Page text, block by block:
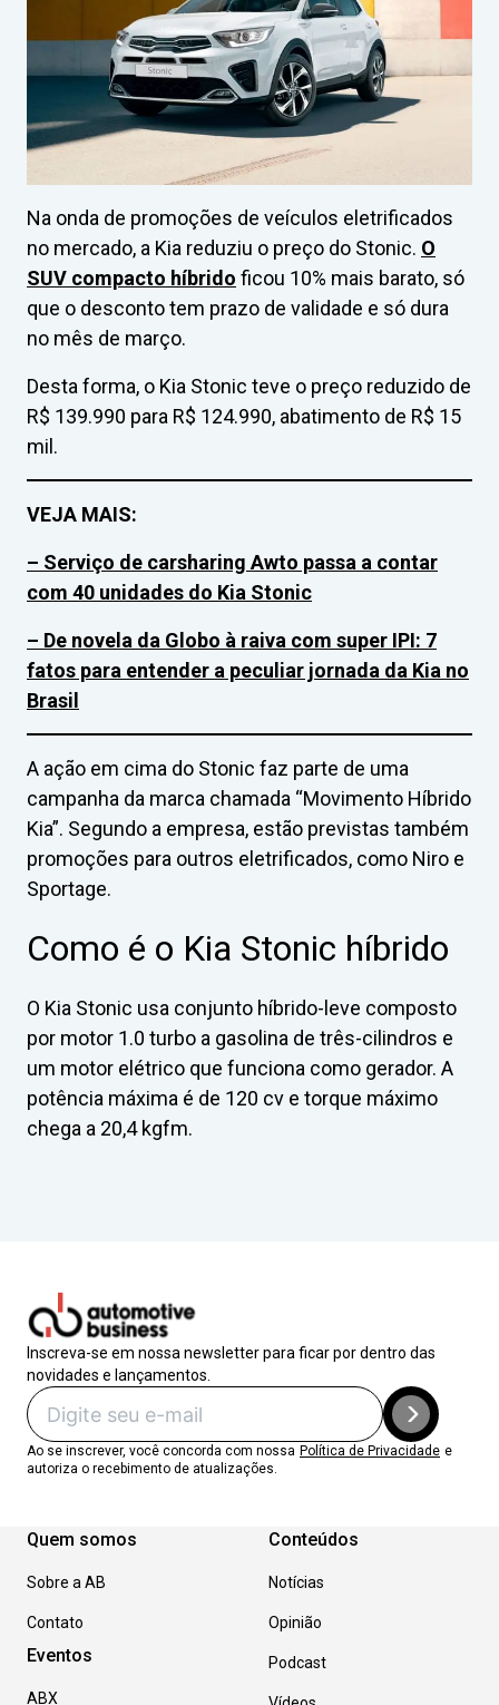
Na onda de promoções de veículos eletrificados
no mercado, a Kia reduziu o preço do Stonic. O
SUV compacto híbrido ficou 10% mais barato, só
que o desconto tem prazo de validade e só dura
no mês de março.
Desta forma, o Kia Stonic teve o preço reduzido de
R$ 139.990 para R$ 124.990, abatimento de R$ 15
mil.
VEJA MAIS:
– Serviço de carsharing Awto passa a contar
com 40 unidades do Kia Stonic
– De novela da Globo à raiva com super IPI: 7
fatos para entender a peculiar jornada da Kia no
Brasil
A ação em cima do Stonic faz parte de uma
campanha da marca chamada “Movimento Híbrido
Kia”. Segundo a empresa, estão previstas também
promoções para outros eletrificados, como Niro e
Sportage.
Como é o Kia Stonic híbrido
O Kia Stonic usa conjunto híbrido-leve composto
por motor 1.0 turbo a gasolina de três-cilindros e
um motor elétrico que funciona como gerador. A
potência máxima é de 120 cv e torque máximo
chega a 20,4 kgfm.
Inscreva-se em nossa newsletter para ficar por dentro das
novidades e lançamentos.
Ao se inscrever, você concorda com nossa Política de Privacidade e
autoriza o recebimento de atualizações.
Quem somos
Sobre a AB
Contato
Eventos
ABX
Conteúdos
Notícias
Opinião
Podcast